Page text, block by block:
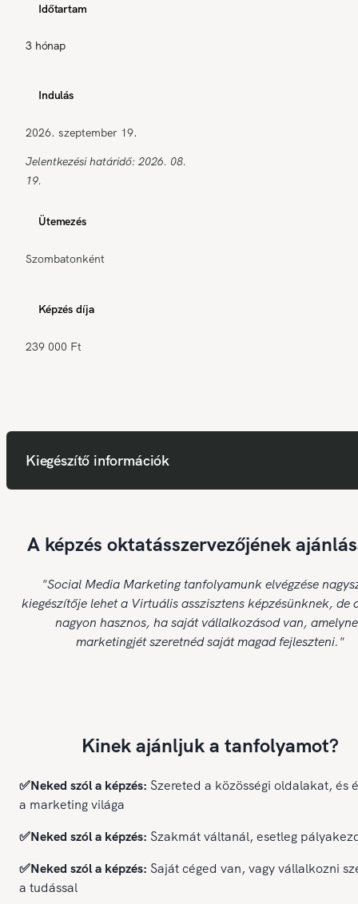
Időtartam
3 hónap
Indulás
2026. szeptember 19.
Jelentkezési határidő: 2026. 08.
19.
Ütemezés
Szombatonként
Képzés díja
239 000 Ft
Kiegészítő információk
A képzés oktatásszervezőjének
"Social Media Marketing tanfolyamunk elvégzése
kiegészítője lehet a Virtuális asszisztens képzésünknek, de
nagyon hasznos, ha saját vállalkozásod van,
marketingjét szeretnéd saját magad fejleszteni."
Kinek ajánljuk a tanfolyamot?
✅Neked szól a képzés: Szereted a közösségi oldalakat, és
a marketing világa
✅Neked szól a képzés: Szakmát váltanál, esetleg
✅Neked szól a képzés: Saját céged van, vagy vállalkozni
a tudással